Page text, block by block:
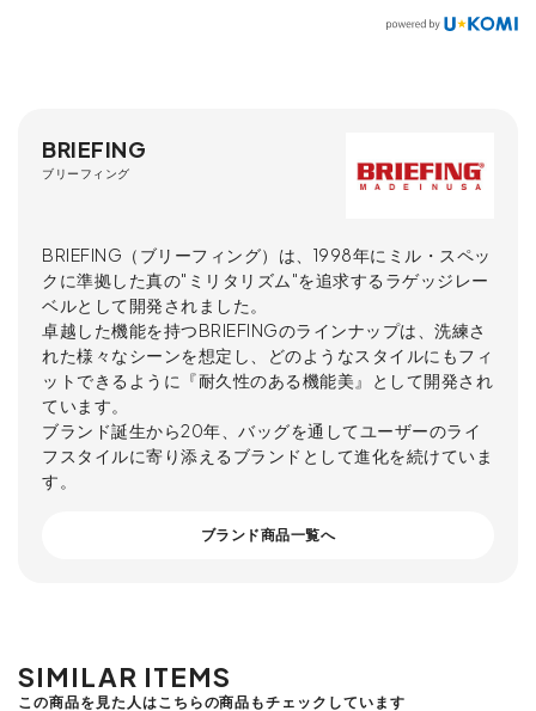
BRIEFING
ブリーフィング
BRIEFING（ブリーフィング）は、1998年にミル・スペッ
クに準拠した真の"ミリタリズム"を追求するラゲッジレー
ベルとして開発されました。
卓越した機能を持つBRIEFINGのラインナップは、洗練さ
れた様々なシーンを想定し、どのようなスタイルにもフィ
ットできるように『耐久性のある機能美』として開発され
ています。
ブランド誕生から20年、バッグを通してユーザーのライ
フスタイルに寄り添えるブランドとして進化を続けていま
す。
ブランド商品一覧へ
SIMILAR ITEMS
この商品を見た人はこちらの商品もチェックしています